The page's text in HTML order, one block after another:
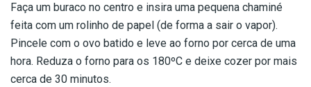
Faça um buraco no centro e insira uma pequena chaminé
feita com um rolinho de papel (de forma a sair o vapor).
Pincele com o ovo batido e leve ao forno por cerca de uma
hora. Reduza o forno para os 180ºC e deixe cozer por mais
cerca de 30 minutos.